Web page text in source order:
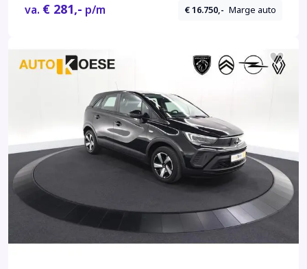
va. € 281,- p/m € 16.750,- Marge auto